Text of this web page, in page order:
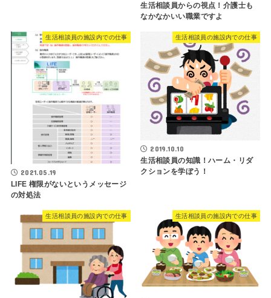
生活相談員からの視点！介護士も
なかなかいい職業ですよ
生活相談員の施設内での仕事
2021.05.19
LIFE 権限がないというメッセージ
の対処法
生活相談員の施設内での仕事
2019.10.10
生活相談員の知識！ハーム・リダ
クションを学ぼう！
生活相談員の施設内での仕事 生活相談員の施設内での仕事